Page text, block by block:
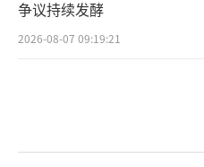
争议持续发酵
2026-08-07 09:19:21